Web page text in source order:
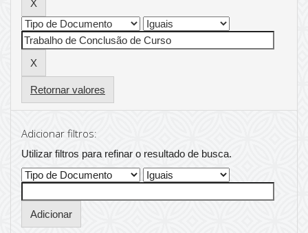
Retornar valores
Adicionar filtros:
Utilizar filtros para refinar o resultado de busca.